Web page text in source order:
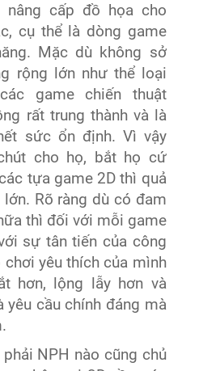
nâng cấp đồ họa cho
cụ thể là dòng game
Mặc dù không sở
rộng lớn như thể loại
game chiến thuật
rất trung thành và là
sức ổn định. Vì vậy
cho họ, bắt họ cứ
tựa game 2D thì quả
Rõ ràng dù có đam
thì đối với mỗi game
sự tân tiến của công
yêu thích của mình
hơn, lộng lẫy hơn và
yêu cầu chính đáng mà
NPH nào cũng chủ